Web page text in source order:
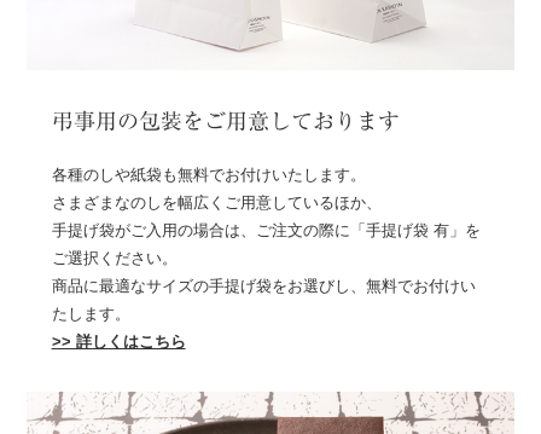
弔事用の包装をご用意しております
各種のしや紙袋も無料でお付けいたします。
さまざまなのしを幅広くご用意しているほか、
手提げ袋がご入用の場合は、ご注文の際に「手提げ袋 有」を
ご選択ください。
商品に最適なサイズの手提げ袋をお選びし、無料でお付けい
たします。
>> 詳しくはこちら